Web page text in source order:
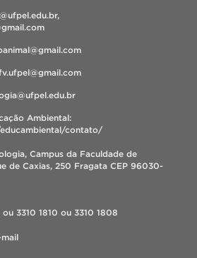
Ambiental:
contato/
Campus da Faculdade de
de Caxias, 250 Fragata CEP 96030-
3310 1810 ou 3310 1808